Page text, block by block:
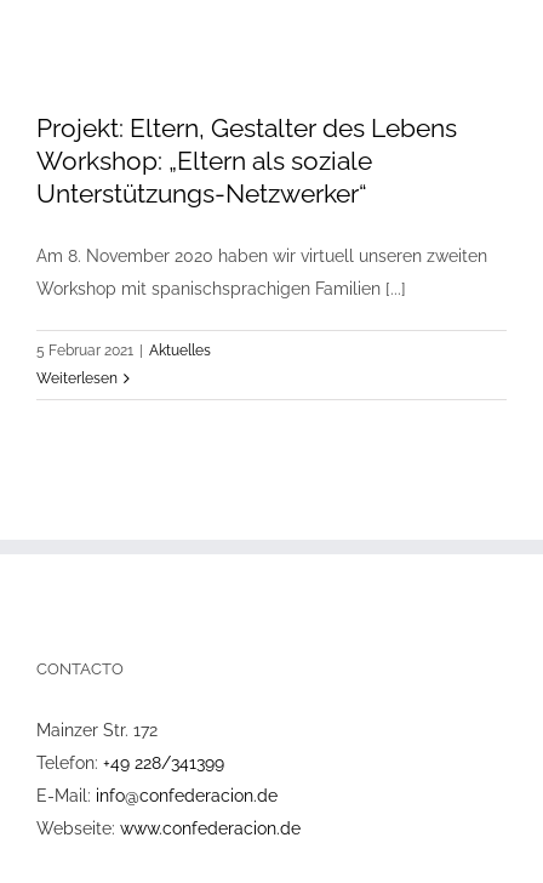
Projekt: Eltern, Gestalter des Lebens
Workshop: „Eltern als soziale
Unterstützungs-Netzwerker“
Am 8. November 2020 haben wir virtuell unseren zweiten
Workshop mit spanischsprachigen Familien [...]
5 Februar 2021
Aktuelles
Weiterlesen
CONTACTO
Mainzer Str. 172
Telefon: +49 228/341399
E-Mail: info@confederacion.de
Webseite: www.confederacion.de